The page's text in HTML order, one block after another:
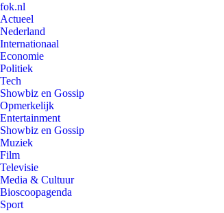
fok.nl
Actueel
Nederland
Internationaal
Economie
Politiek
Tech
Showbiz en Gossip
Opmerkelijk
Entertainment
Showbiz en Gossip
Muziek
Film
Televisie
Media & Cultuur
Bioscoopagenda
Sport